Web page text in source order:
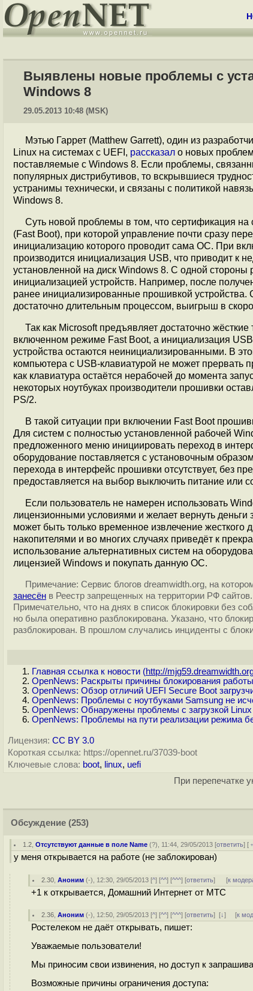
Выявлены новые проблемы с
Windows 8
29.05.2013 10:48 (MSK)
Мэтью Гаррет (Matthew Garrett), один из
Linux на системах с UEFI, рассказал о новых
поставляемые с Windows 8. Если проблемы,
популярных дистрибутивов, то вскрывшиеся
устранимы технически, и связаны с политикой
Windows 8.
Суть новой проблемы в том, что сертификация на
(Fast Boot), при которой управление почти сразу
инициализацию которого проводит сама ОС. При
производится инициализация USB, что приводит к
установленной на диск Windows 8. С одной
инициализацией устройств. Например, после
ранее инициализированные прошивкой устройства.
достаточно длительным процессом, выигрыш в
Так как Microsoft предъявляет достаточно
включенном режиме Fast Boot, а инициализация
устройства остаются неинициализированными. В
компьютера с USB-клавиатурой не может прервать
как клавиатура остаётся нерабочей до момента
некоторых ноутбуках производители прошивки
PS/2.
В такой ситуации при включении Fast Boot
Для систем с полностью установленной рабочей
предложенного меню инициировать переход в
оборудование поставляется с установочным
перехода в интерфейс прошивки отсутствует, без
предоставляется на выбор выключить питание или
Если пользователь не намерен использовать
лицензионными условиями и желает вернуть
может быть только временное извлечение
накопителями и во многих случаях приведёт к
использование альтернативных систем на
лицензией Windows и покупать данную ОС.
Примечание: Сервис блогов dreamwidth.org, на
занесён в Реестр запрещенных на территории РФ
Примечательно, что на днях в список блокировки без
но была оперативно разблокирована. Указано, что
разблокирован. В прошлом случались инциденты с
Главная ссылка к новости (http://
OpenNews: Раскрыты причины блокирования
OpenNews: Обзор отличий UEFI Secure Boot
OpenNews: Проблемы с ноутбуками Samsung не
OpenNews: Обнаружены проблемы с загрузкой
OpenNews: Проблемы на пути реализации режима
Лицензия: CC BY 3.0
Короткая ссылка: https://opennet.ru/37039-boot
Ключевые слова: boot, linux, uefi
При перепечатке
Обсуждение (253)
1.2 ,Отсутствуют данные в поле Name (?), 11:44, 29/05/2013 [ответить] [
у меня открывается на работе (не заблокирован)
2.30 ,Аноним (-), 12:30, 29/05/2013 [^] [^^] [^^^] [ответить] [к
+1 к открывается, Домашний Интернет от МТС
2.36 ,Аноним (-), 12:50, 29/05/2013 [^] [^^] [^^^] [ответить][↓] [к
Ростелеком не даёт открывать, пишет:
Уважаемые пользователи!
Мы приносим свои извинения, но доступ к
Возможные причины ограничения доступа: